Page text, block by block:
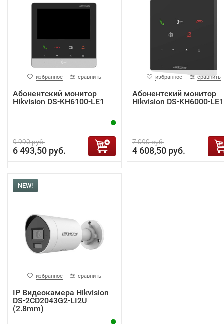
избранное сравнить
Абонентский монитор
Hikvision DS-KH6100-LE1
9 990 руб.
6 493,50 руб.
избранное сравнить
Абонентский монитор
Hikvision DS-KH6000-LE1
7 090 руб.
4 608,50 руб.
NEW!
избранное сравнить
IP Видеокамера Hikvision
DS-2CD2043G2-LI2U
(2.8mm)